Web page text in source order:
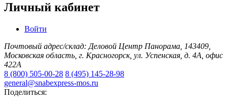
Личный кабинет
Войти
Почтовый адрес/склад: Деловой Центр Панорама, 143409,
Московская область, г. Красногорск, ул. Успенская, д. 4А, офис
422А
8 (800) 505-00-28 8 (495) 145-28-98
general@snabexpress-mos.ru
Поделиться: